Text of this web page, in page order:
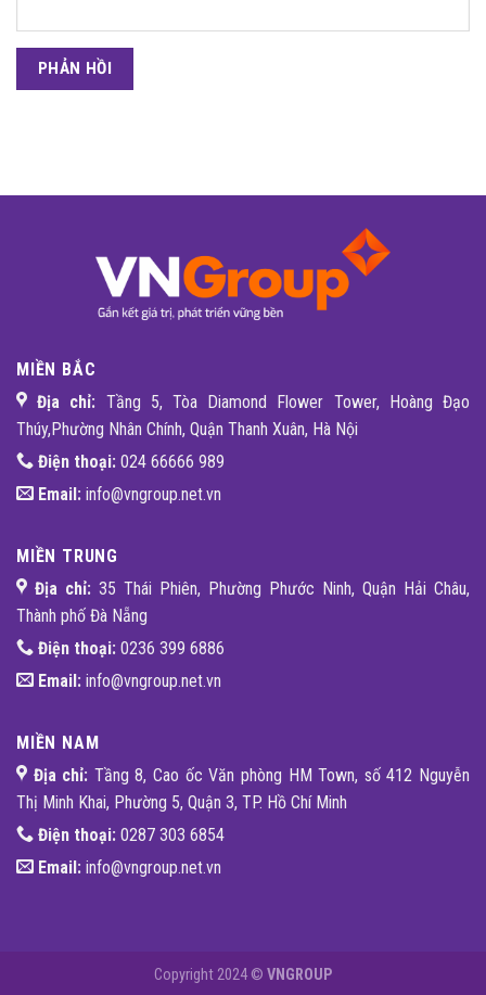
MIỀN BẮC
Địa chỉ: Tầng 5, Tòa Diamond Flower Tower, Hoàng Đạo
Thúy,Phường Nhân Chính, Quận Thanh Xuân, Hà Nội
Điện thoại: 024 66666 989
Email: info@vngroup.net.vn
MIỀN TRUNG
Địa chỉ: 35 Thái Phiên, Phường Phước Ninh, Quận Hải Châu,
Thành phố Đà Nẵng
Điện thoại: 0236 399 6886
Email: info@vngroup.net.vn
MIỀN NAM
Địa chỉ: Tầng 8, Cao ốc Văn phòng HM Town, số 412 Nguyễn
Thị Minh Khai, Phường 5, Quận 3, TP. Hồ Chí Minh
Điện thoại: 0287 303 6854
Email: info@vngroup.net.vn
Copyright 2024 © VNGROUP